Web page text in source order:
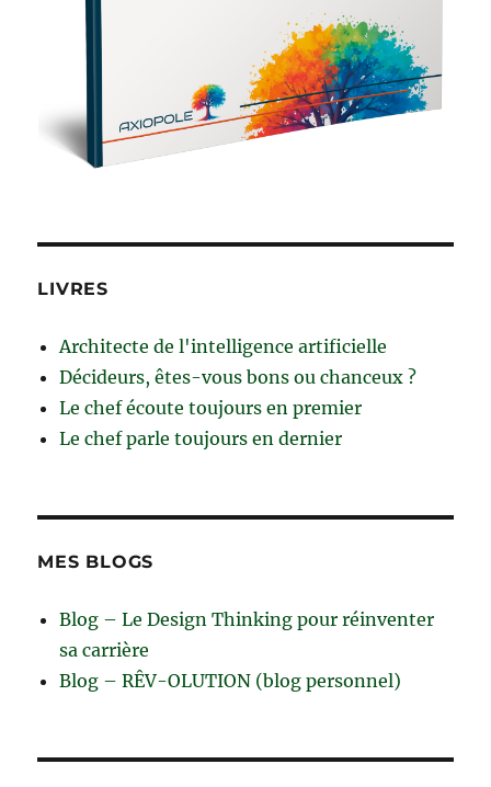
LIVRES
Architecte de l'intelligence artificielle
Décideurs, êtes-vous bons ou chanceux ?
Le chef écoute toujours en premier
Le chef parle toujours en dernier
MES BLOGS
Blog – Le Design Thinking pour réinventer
sa carrière
Blog – RÊV-OLUTION (blog personnel)